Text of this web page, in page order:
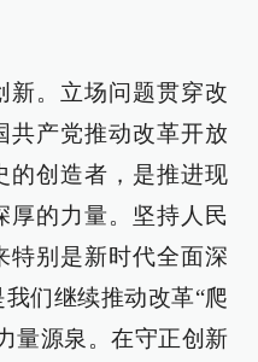
新。立场问题贯穿改
共产党推动改革开放
的创造者，是推进现
厚的力量。坚持人民
特别是新时代全面深
们继续推动改革“爬
量源泉。在守正创新